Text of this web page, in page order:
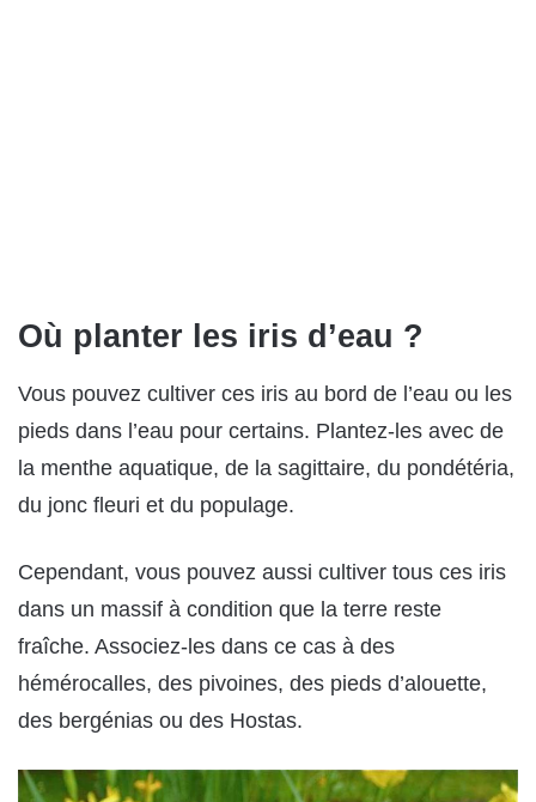
Où planter les iris d’eau ?
Vous pouvez cultiver ces iris au bord de l’eau ou les
pieds dans l’eau pour certains. Plantez-les avec de
la menthe aquatique, de la sagittaire, du pondétéria,
du jonc fleuri et du populage.
Cependant, vous pouvez aussi cultiver tous ces iris
dans un massif à condition que la terre reste
fraîche. Associez-les dans ce cas à des
hémérocalles, des pivoines, des pieds d’alouette,
des bergénias ou des Hostas.